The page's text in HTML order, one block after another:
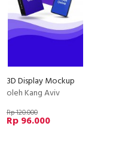
3D Display Mockup
oleh Kang Aviv
Rp 120.000
Rp 96.000